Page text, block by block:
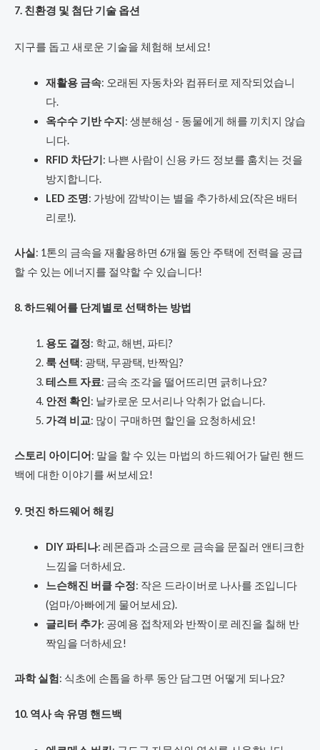
7. 친환경 및 첨단 기술 옵션
지구를 돕고 새로운 기술을 체험해 보세요!
재활용 금속: 오래된 자동차와 컴퓨터로 제작되었습니
다.
옥수수 기반 수지: 생분해성 - 동물에게 해를 끼치지 않습
니다.
RFID 차단기: 나쁜 사람이 신용 카드 정보를 훔치는 것을
방지합니다.
LED 조명: 가방에 깜박이는 별을 추가하세요(작은 배터
리로!).
사실: 1톤의 금속을 재활용하면 6개월 동안 주택에 전력을 공급
할 수 있는 에너지를 절약할 수 있습니다!
8. 하드웨어를 단계별로 선택하는 방법
용도 결정: 학교, 해변, 파티?
룩 선택: 광택, 무광택, 반짝임?
테스트 자료: 금속 조각을 떨어뜨리면 긁히나요?
안전 확인: 날카로운 모서리나 악취가 없습니다.
가격 비교: 많이 구매하면 할인을 요청하세요!
스토리 아이디어: 말을 할 수 있는 마법의 하드웨어가 달린 핸드
백에 대한 이야기를 써보세요!
9. 멋진 하드웨어 해킹
DIY 파티나: 레몬즙과 소금으로 금속을 문질러 앤티크한
느낌을 더하세요.
느슨해진 버클 수정: 작은 드라이버로 나사를 조입니다
(엄마/아빠에게 물어보세요).
글리터 추가: 공예용 접착제와 반짝이로 레진을 칠해 반
짝임을 더하세요!
과학 실험: 식초에 손톱을 하루 동안 담그면 어떻게 되나요?
10. 역사 속 유명 핸드백